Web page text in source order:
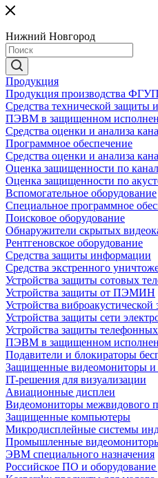
Нижний Новгород
Продукция
Продукция производства
Средства технической защиты
ПЭВМ в защищенном
Средства оценки и анализа
Программное обеспечение
Средства оценки и анализа
Оценка защищенности по
Оценка защищенности по
Вспомогательное оборудование
Специальное программное
Поисковое оборудование
Обнаружители скрытых
Рентгеновское оборудование
Средства защиты информации
Средства экстренного
Устройства защиты сотовых
Устройства защиты от ПЭМИН
Устройства
Устройства защиты сети
Устройства защиты
ПЭВМ в защищенном
Подавители и блокираторы
Защищенные видеомониторы
IT-решения для визуализации
Авиационные дисплеи
Видеомониторы межвидового
Защищенные компьютеры
Микродисплейные системы
Промышленные
ЭВМ специального назначения
Российское ПО и оборудование